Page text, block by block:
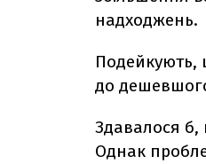
надходжень.
Подейкують,
до
Здавалося б,
Однак